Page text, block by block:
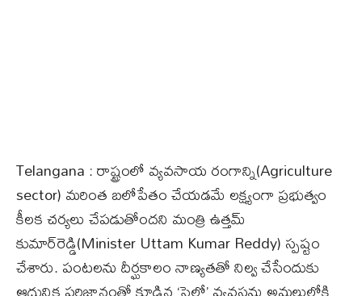
Telangana : రాష్ట్రంలో వ్యవసాయ రంగాన్ని(Agriculture
sector) మరింత బలోపేతం చేయడమే లక్ష్యంగా ప్రభుత్వం
కీలక చర్యలు చేపడుతోందని మంత్రి ఉత్తమ్
కుమార్‌రెడ్డి(Minister Uttam Kumar Reddy) స్పష్టం
చేశారు. పంటలను దీర్ఘకాలం నాణ్యతతో నిల్వ చేసేందుకు